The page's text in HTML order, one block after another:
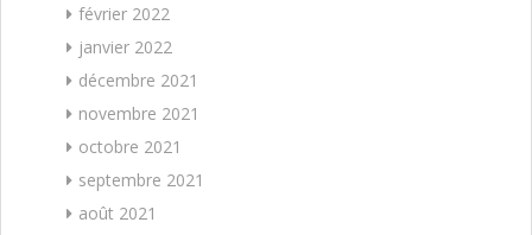
février 2022
janvier 2022
décembre 2021
novembre 2021
octobre 2021
septembre 2021
août 2021